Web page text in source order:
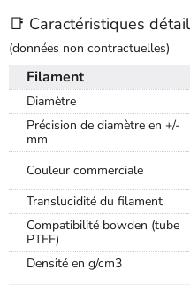
📑 Caractéristiques
(données non contractuelles)
Filament
Diamètre
Précision de diamètre en +/-
mm
Couleur commerciale
Translucidité du filament
Compatibilité bowden (tube
PTFE)
Densité en g/cm3